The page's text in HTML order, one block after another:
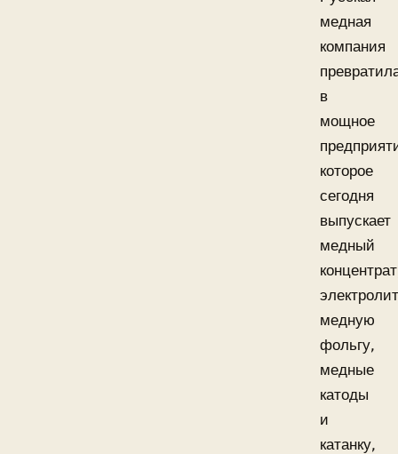
медная
компания
в
мощное
которое
сегодня
выпускает
медный
медную
фольгу,
медные
катоды
и
катанку,